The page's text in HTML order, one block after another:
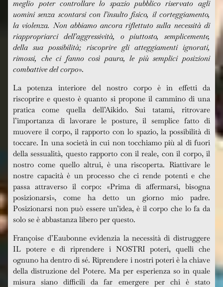
meglio poter controllare lo spazio pubblico riservato agli
uomini senza scontarsi con l’insulto fisico, il corteggiamento,
la violenza. Non abbiamo ancora riflettuto sulla necessità di
riappropriarci dell’aggressività, o piuttosto, semplicemente,
della sua possibilità; riscoprire gli atteggiamenti ignorati,
rimossi, che ci fanno così paura, le più semplici posizioni
combattive del corpo».
La potenza interiore del nostro corpo è in effetti da
riscoprire e questo è quanto si propone il cammino di una
pratica come quella dell’Aikido. Sui tatami, ritrovare
l’importanza di lavorare le posture, il semplice fatto di
muovere il corpo, il rapporto con lo spazio, la possibilità di
toccare. In una società in cui non tocchiamo più al di fuori
della sessualità, questo rapporto con il reale, con il corpo, il
nostro come quello altrui, è una riscoperta. Riattivare le
nostre capacità è un processo che ci rende potenti e che
passa attraverso il corpo: «Prima di affermarsi, bisogna
posizionarsi», come ha detto un giorno mio padre.
Posizionarsi non può essere un’idea, è il corpo che lo fa da
solo se è abbastanza libero per questo.
Françoise d’Eaubonne evidenzia la necessità di distruggere
IL potere e di riprendere i NOSTRI poteri, quelli che
ognuno ha dentro di sé. Riprendere i nostri poteri è la chiave
della distruzione del Potere. Ma per esperienza so in quale
misura siano difficili da far emergere per chi è stato